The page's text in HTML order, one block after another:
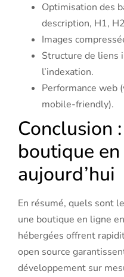
Optimisation des
description, H1,
Images
Structure de liens
l’indexation.
Performance web
mobile-friendly).
Conclusion
boutique
aujourd’hui
En résumé, quels sont
une boutique en ligne
hébergées offrent
open source
développement sur